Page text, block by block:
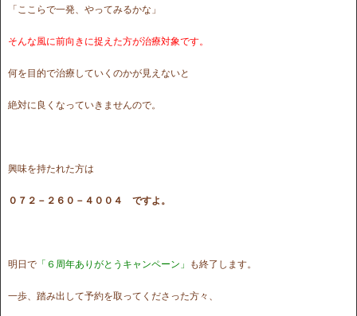
「ここらで一発、やってみるかな」
そんな風に前向きに捉えた方が治療対象です。
何を目的で治療していくのかが見えないと
絶対に良くなっていきませんので。
興味を持たれた方は
０７２－２６０－４００４ ですよ。
明日で 「６周年ありがとうキャンペーン」 も終了します。
一歩、踏み出して予約を取ってくださった方々、